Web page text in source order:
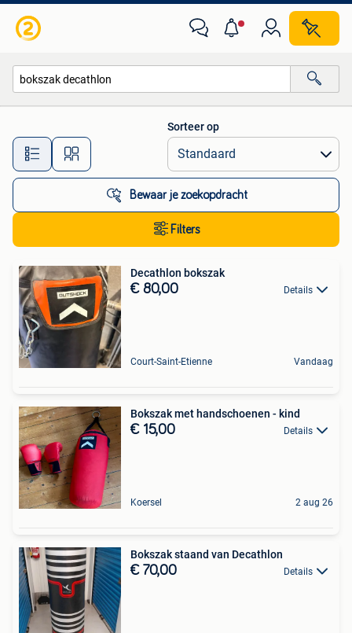
Alle afstanden…
Sorteer op
Bewaar je zoekopdracht
Filters
Decathlon bokszak
€ 80,00 Details
Court-Saint-Etienne Vandaag
Bokszak met handschoenen - kind
€ 15,00 Details
Koersel 2 aug 26
Bokszak staand van Decathlon
€ 70,00 Details